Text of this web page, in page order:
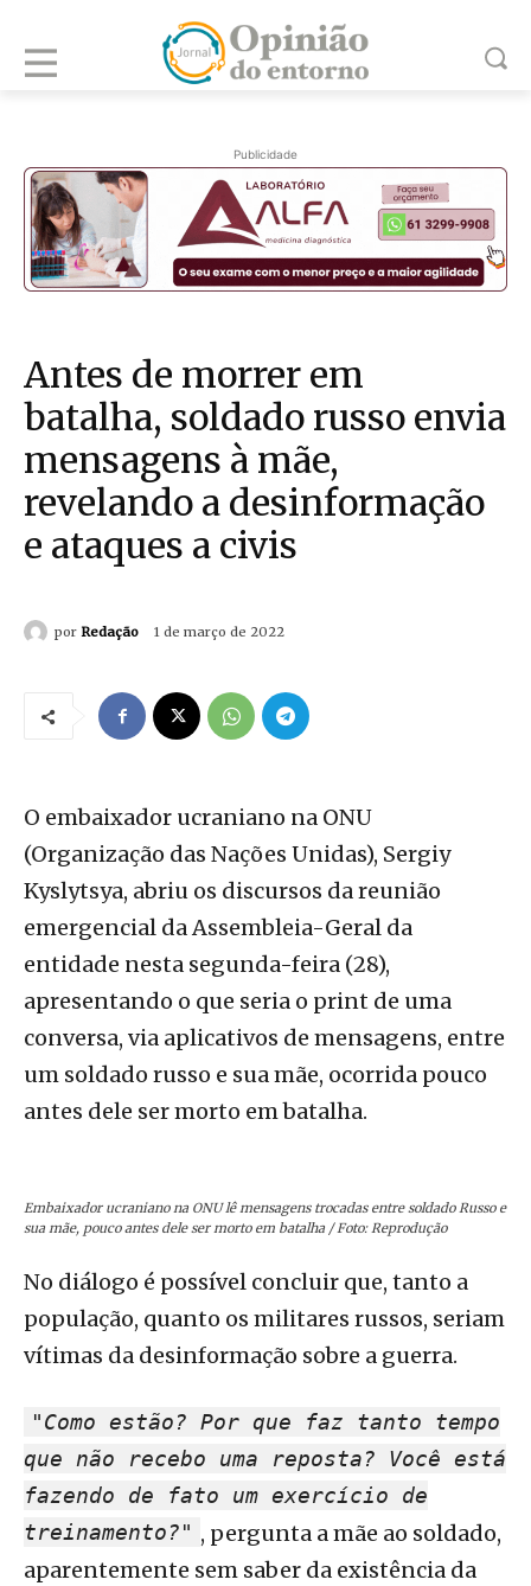
Publicidade
Antes de morrer em
batalha, soldado russo envia
mensagens à mãe,
revelando a desinformação
e ataques a civis
por Redação 1 de março de 2022
O embaixador ucraniano na ONU
(Organização das Nações Unidas), Sergiy
Kyslytsya, abriu os discursos da reunião
emergencial da Assembleia-Geral da
entidade nesta segunda-feira (28),
apresentando o que seria o print de uma
conversa, via aplicativos de mensagens, entre
um soldado russo e sua mãe, ocorrida pouco
antes dele ser morto em batalha.
Embaixador ucraniano na ONU lê mensagens trocadas entre soldado Russo e
sua mãe, pouco antes dele ser morto em batalha / Foto: Reprodução
No diálogo é possível concluir que, tanto a
população, quanto os militares russos, seriam
vítimas da desinformação sobre a guerra.
"Como estão? Por que faz tanto tempo
que não recebo uma reposta? Você está
fazendo de fato um exercício de
treinamento?" , pergunta a mãe ao soldado,
aparentemente sem saber da existência da